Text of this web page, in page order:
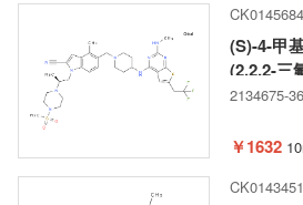
(S)-4-甲
(2,2,2-三
啶-4-基)
基)-1H-吲
2134675-
￥1632